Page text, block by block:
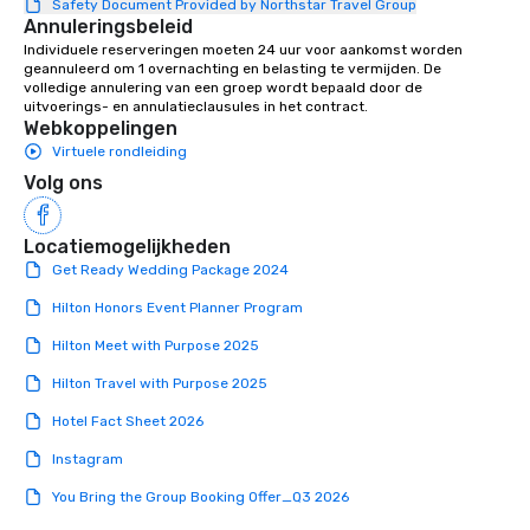
celebrations where people share
laughter and find joy. From birthdays,
to anniversaries, to graduations and
more, Premiere will bring the basics
you need to the party, and provide the
‘frills’ you want to help realize your
event dreams. If on the other hand,
you’re wanting to ‘get down to
business’, we can handle your wants
and needs equally well. We’re in
business too, and we know you’re
value, and we’re proud to say that
proven expertise, rental product
meeting planners and destination
your knowledge, understand your
Safety Document Provided by Northstar Travel Group
Annuleringsbeleid
Individuele reserveringen moeten 24 uur voor aankomst worden
geannuleerd om 1 overnachting en belasting te vermijden. De
volledige annulering van een groep wordt bepaald door de
uitvoerings- en annulatieclausules in het contract.
Webkoppelingen
Virtuele rondleiding
Volg ons
Locatiemogelijkheden
Get Ready Wedding Package 2024
Hilton Honors Event Planner Program
Hilton Meet with Purpose 2025
Hilton Travel with Purpose 2025
Hotel Fact Sheet 2026
Instagram
You Bring the Group Booking Offer_Q3 2026